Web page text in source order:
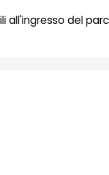
all'ingresso del